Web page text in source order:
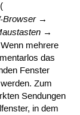
Browser →
→
mehrere
das
Fenster
Zum
Sendungen
in dem